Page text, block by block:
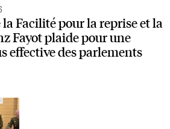
Facilité pour la reprise et la
Fayot plaide pour une
effective des parlements